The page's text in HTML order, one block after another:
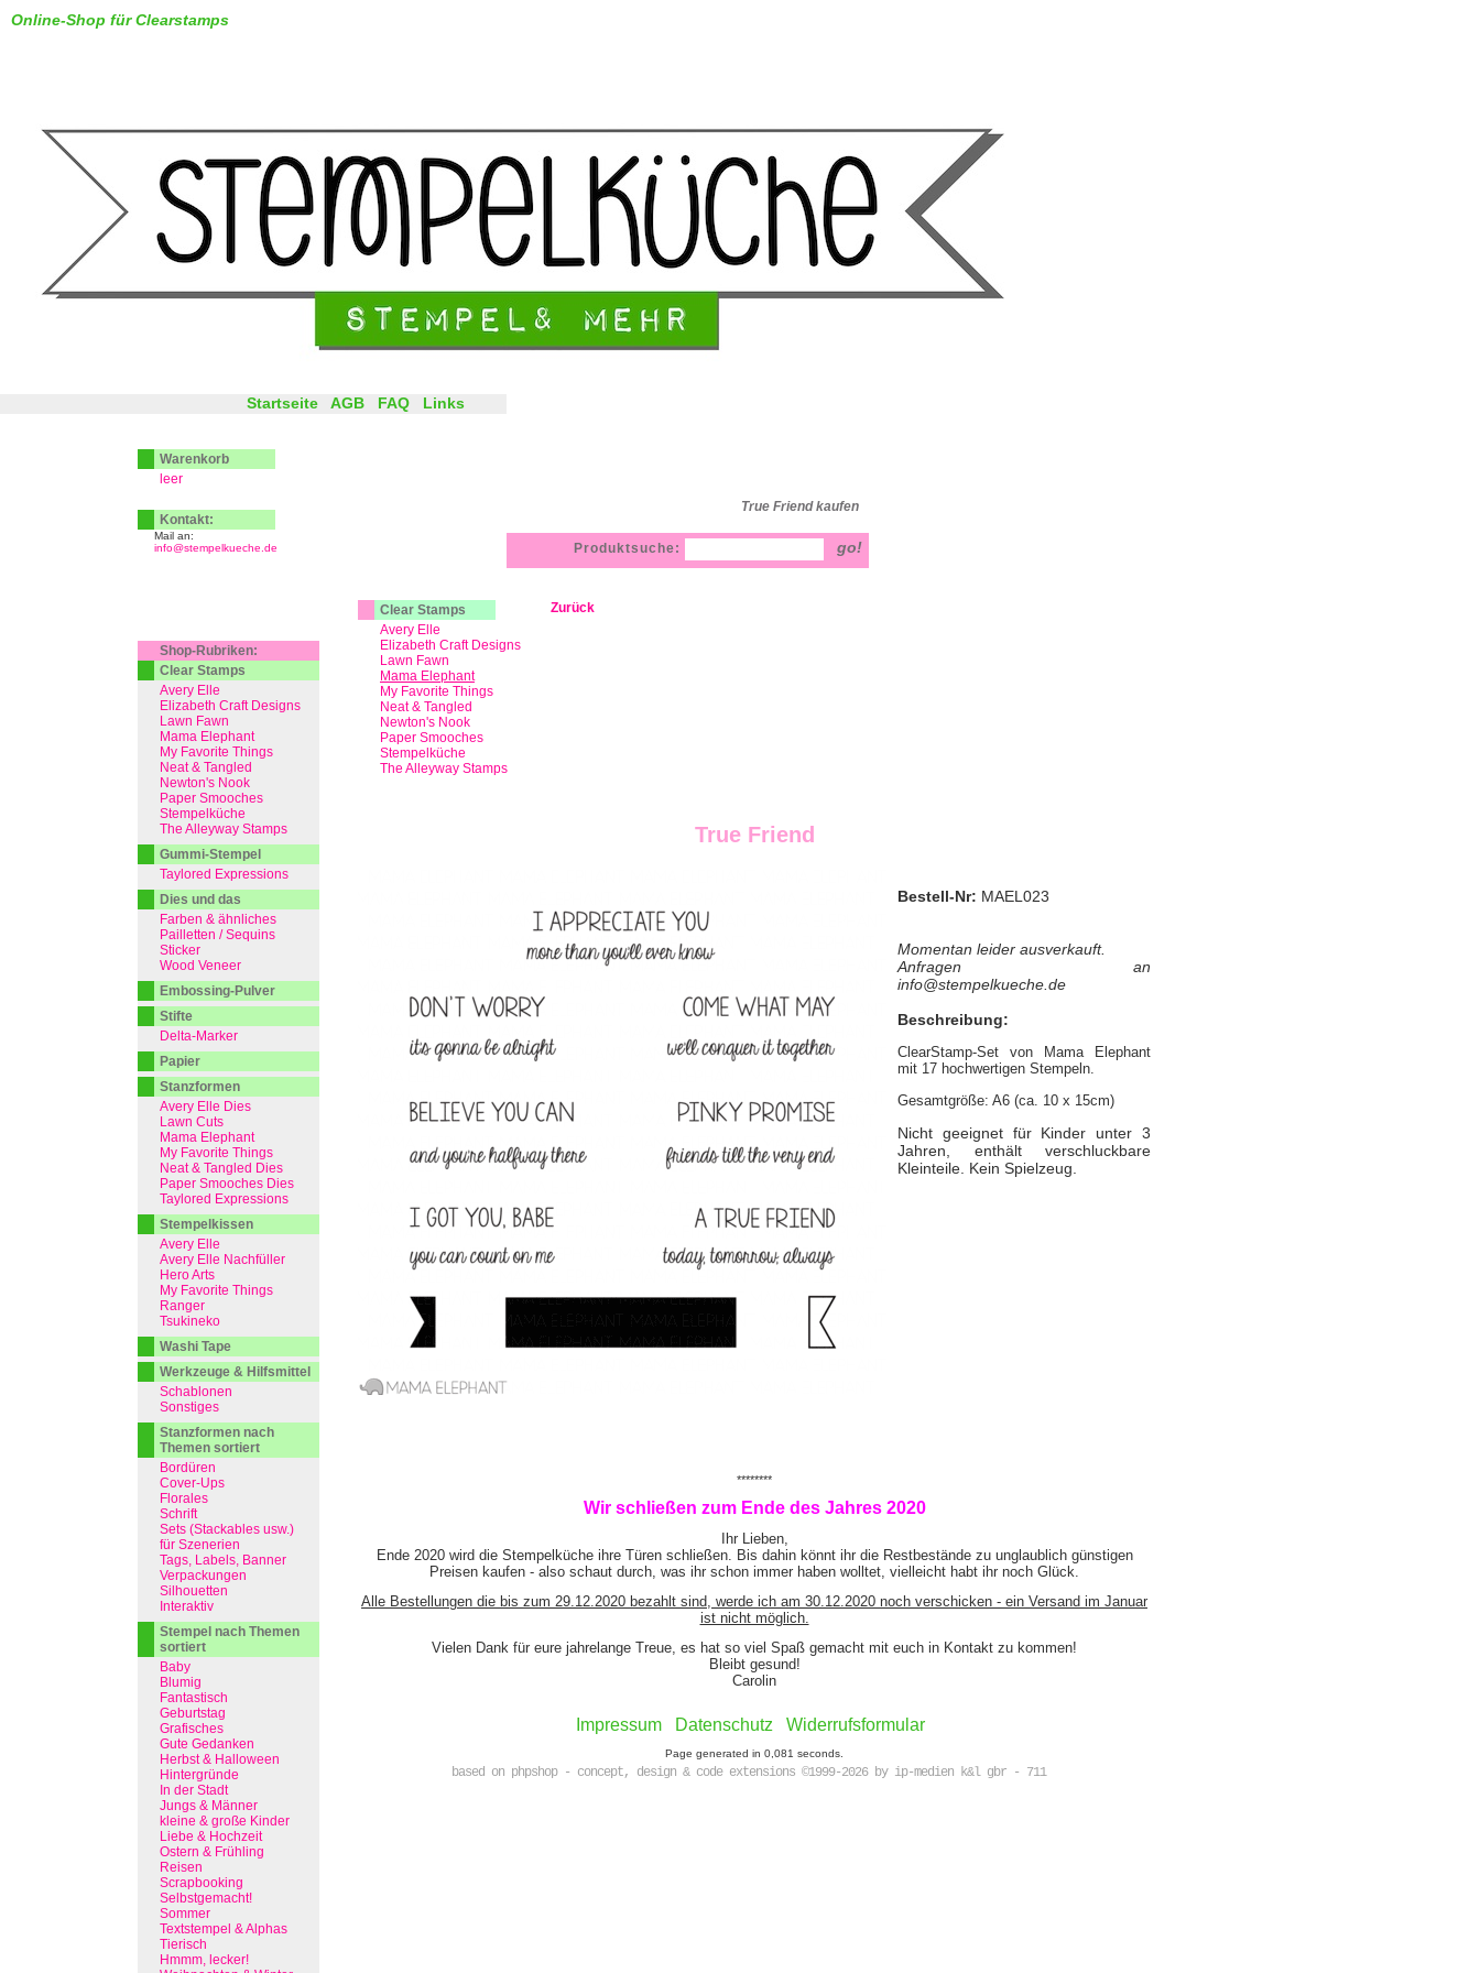
True Friend kaufen
Online-Shop für Clearstamps
Clear Stamps
Avery Elle
Elizabeth Craft Designs
Lawn Fawn
Mama Elephant
My Favorite Things
Neat & Tangled
Newton's Nook
Paper Smooches
Stempelküche
The Alleyway Stamps
Zurück
True Friend
Bestell-Nr: MAEL023
Momentan leider ausverkauft.
Anfragen an
info@stempelkueche.de
Beschreibung:
ClearStamp-Set von Mama Elephant
mit 17 hochwertigen Stempeln.
Gesamtgröße: A6 (ca. 10 x 15cm)
Nicht geeignet für Kinder unter 3
Jahren, enthält verschluckbare
Kleinteile. Kein Spielzeug.
********
Wir schließen zum Ende des Jahres 2020
Ihr Lieben,
Ende 2020 wird die Stempelküche ihre Türen schließen. Bis dahin könnt ihr die Restbestände zu unglaublich günstigen
Preisen kaufen - also schaut durch, was ihr schon immer haben wolltet, vielleicht habt ihr noch Glück.
Alle Bestellungen die bis zum 29.12.2020 bezahlt sind, werde ich am 30.12.2020 noch verschicken - ein Versand im Januar
ist nicht möglich.
Vielen Dank für eure jahrelange Treue, es hat so viel Spaß gemacht mit euch in Kontakt zu kommen!
Bleibt gesund!
Carolin
Impressum Datenschutz Widerrufsformular
Page generated in 0,081 seconds.
based on phpshop - concept, design & code extensions ©1999-2026 by ip-medien k&l gbr - 711
Startseite AGB FAQ Links
Produktsuche:
Warenkorb
leer
Kontakt:
Mail an:
info@stempelkueche.de
Shop-Rubriken:
Clear Stamps
Avery Elle
Elizabeth Craft Designs
Lawn Fawn
Mama Elephant
My Favorite Things
Neat & Tangled
Newton's Nook
Paper Smooches
Stempelküche
The Alleyway Stamps
Gummi-Stempel
Taylored Expressions
Dies und das
Farben & ähnliches
Pailletten / Sequins
Sticker
Wood Veneer
Embossing-Pulver
Stifte
Delta-Marker
Papier
Stanzformen
Avery Elle Dies
Lawn Cuts
Mama Elephant
My Favorite Things
Neat & Tangled Dies
Paper Smooches Dies
Taylored Expressions
Stempelkissen
Avery Elle
Avery Elle Nachfüller
Hero Arts
My Favorite Things
Ranger
Tsukineko
Washi Tape
Werkzeuge & Hilfsmittel
Schablonen
Sonstiges
Stanzformen nach
Themen sortiert
Bordüren
Cover-Ups
Florales
Schrift
Sets (Stackables usw.)
für Szenerien
Tags, Labels, Banner
Verpackungen
Silhouetten
Interaktiv
Stempel nach Themen
sortiert
Baby
Blumig
Fantastisch
Geburtstag
Grafisches
Gute Gedanken
Herbst & Halloween
Hintergründe
In der Stadt
Jungs & Männer
kleine & große Kinder
Liebe & Hochzeit
Ostern & Frühling
Reisen
Scrapbooking
Selbstgemacht!
Sommer
Textstempel & Alphas
Tierisch
Hmmm, lecker!